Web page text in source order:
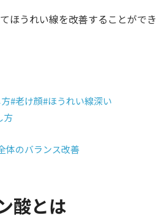
ほうれい線を改善することができ
#老け顔#ほうれい線深い
方
体のバランス改善
酸とは